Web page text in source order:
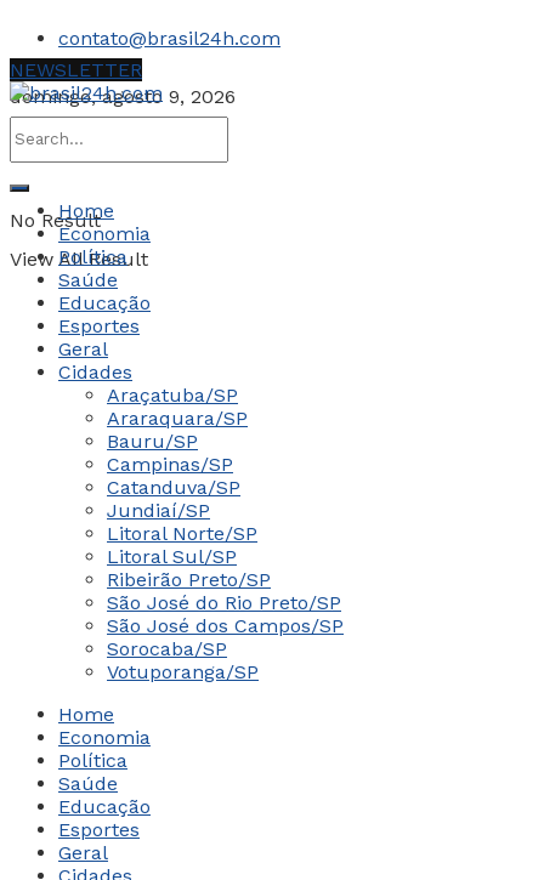
contato@brasil24h.com
domingo, agosto 9, 2026
No Result
View All Result
NEWSLETTER
Home
Economia
Política
Saúde
Educação
Esportes
Geral
Cidades
Araçatuba/SP
Araraquara/SP
Bauru/SP
Campinas/SP
Catanduva/SP
Jundiaí/SP
Litoral Norte/SP
Litoral Sul/SP
Ribeirão Preto/SP
São José do Rio Preto/SP
São José dos Campos/SP
Sorocaba/SP
Votuporanga/SP
Home
Economia
Política
Saúde
Educação
Esportes
Geral